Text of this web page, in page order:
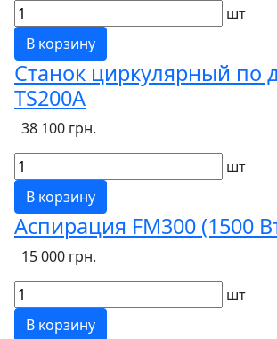
шт
В корзину
Станок циркулярный по
TS200A
38 100 грн.
шт
В корзину
Аспирация FM300 (1500
15 000 грн.
шт
В корзину